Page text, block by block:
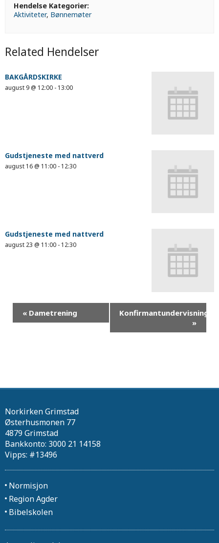
Hendelse Kategorier:
Aktiviteter, Bønnemøter
Related Hendelser
BAKGÅRDSKIRKE
august 9 @ 12:00 - 13:00
Gudstjeneste med nattverd
august 16 @ 11:00 - 12:30
Gudstjeneste med nattverd
august 23 @ 11:00 - 12:30
« Dametrening
Konfirmantundervisning
»
Norkirken Grimstad
Østerhusmonen 77
4879 Grimstad
Bankkonto: 3000 21 14158
Vipps: #13496
Normisjon
Region Agder
Bibelskolen